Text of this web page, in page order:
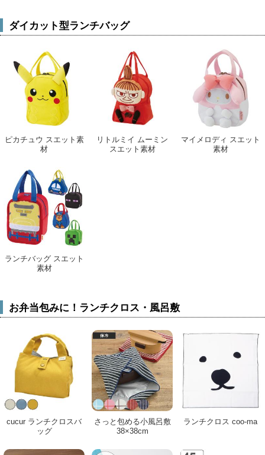
ダイカット型ランチバッグ
ピカチュウ スエット素
材
リトルミイ ムーミン
スエット素材
マイメロディ スエット
素材
ランチバッグ スエット
素材
お弁当包みに！ランチクロス・風呂敷
cucur ランチクロスバ
ッグ
さっと包める小風呂敷
38×38cm
ランチクロス coo-ma